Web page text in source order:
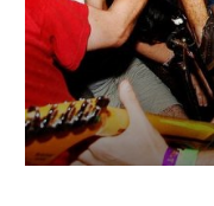
€740.06–€ 1 526.36